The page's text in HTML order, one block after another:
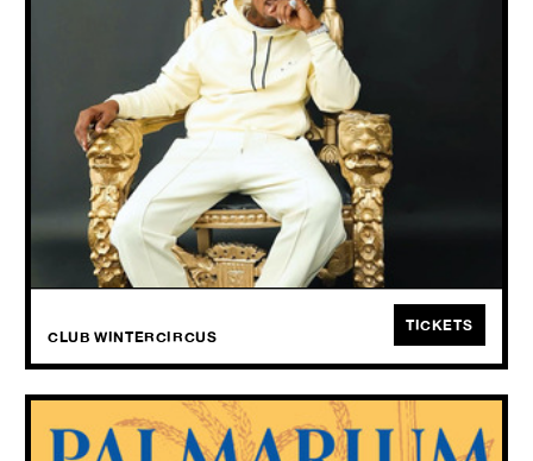
TUE
08.09
2026
AZ is de Brooklynse lyricus die begon op Illmatic en die elke serieuze
hiphopfan moet kennen.
CLUB WINTERCIRCUS
TICKETS
PALMARIUM: FENNE KUPPENS + LAURA DE
JONGH